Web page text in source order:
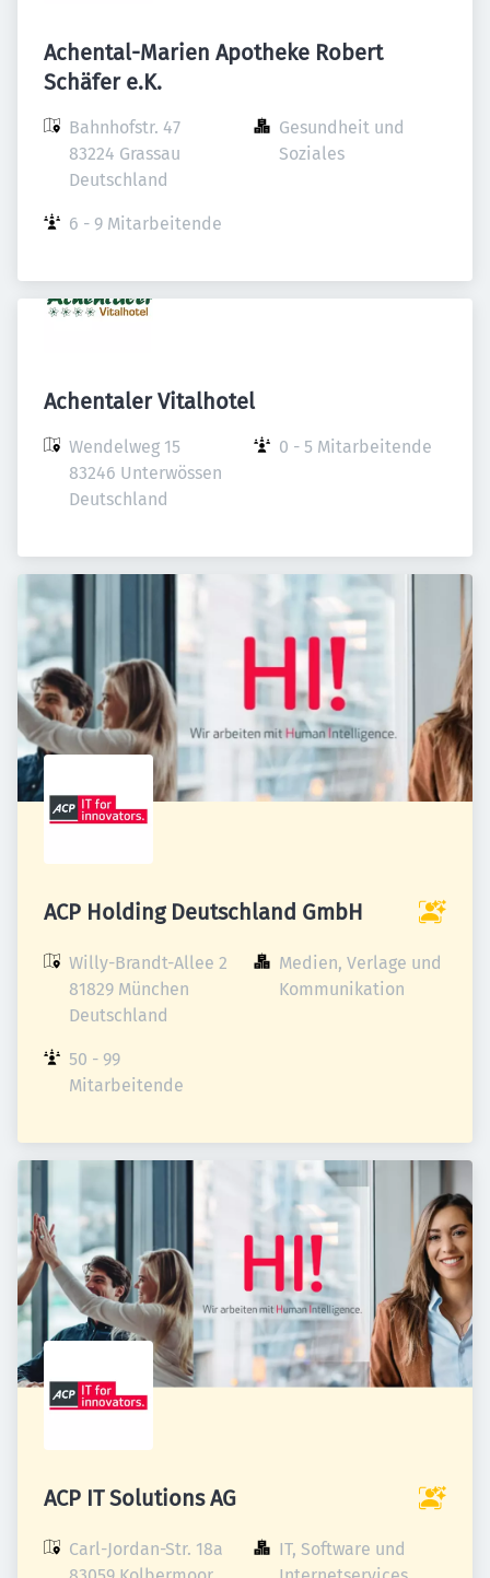
Achental-Marien Apotheke Robert
Schäfer e.K.
Bahnhofstr. 47
83224 Grassau
Deutschland
Gesundheit und
Soziales
6 - 9 Mitarbeitende
Achentaler Vitalhotel
Wendelweg 15
83246 Unterwössen
Deutschland
0 - 5 Mitarbeitende
ACP Holding Deutschland GmbH
Willy-Brandt-Allee 2
81829 München
Deutschland
Medien, Verlage und
Kommunikation
50 - 99
Mitarbeitende
ACP IT Solutions AG
Carl-Jordan-Str. 18a
IT, Software und